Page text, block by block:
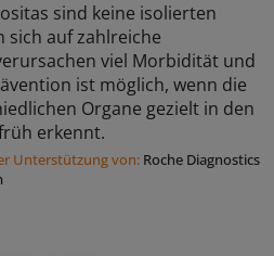
sind keine isolierten
sich auf zahlreiche
viel Morbidität und
ist möglich, wenn die
Organe gezielt in den
erkennt.
Unterstützung von: Roche Diagnostics